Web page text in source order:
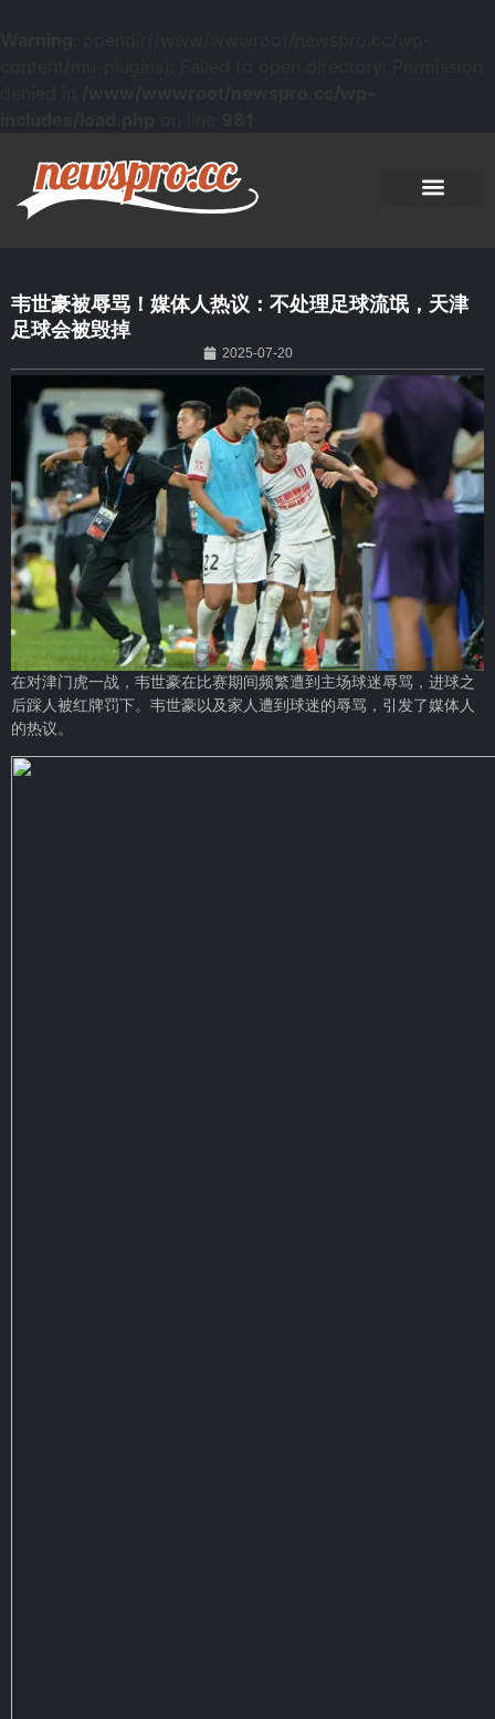
韦世豪被辱骂！媒体人热议：不处理足球流氓，天津
足球会被毁掉
2025-07-20
在对津门虎一战， 韦世豪在比赛期间频繁遭到主场球迷辱骂，进球之
后踩人被红牌罚下。韦世豪以及家人遭到球迷的辱骂，引发了媒体人
的热议。